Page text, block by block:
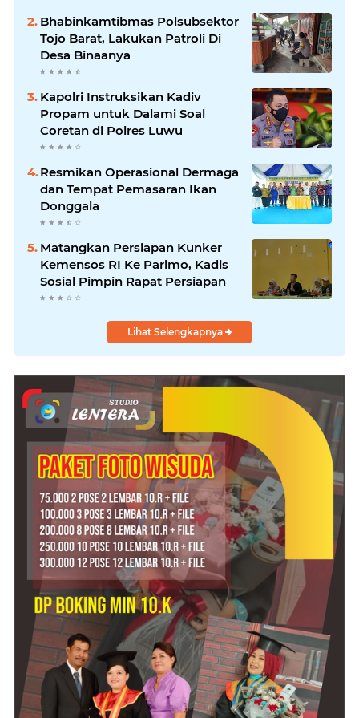
Bhabinkamtibmas Polsubsektor
Tojo Barat, Lakukan Patroli Di
Desa Binaanya
Kapolri Instruksikan Kadiv
Propam untuk Dalami Soal
Coretan di Polres Luwu
Resmikan Operasional Dermaga
dan Tempat Pemasaran Ikan
Donggala
Matangkan Persiapan Kunker
Kemensos RI Ke Parimo, Kadis
Sosial Pimpin Rapat Persiapan
Lihat Selengkapnya